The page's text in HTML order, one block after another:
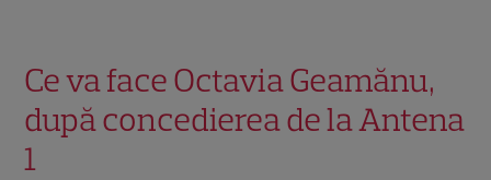
Ce va face Octavia Geamănu,
după concedierea de la Antena
1